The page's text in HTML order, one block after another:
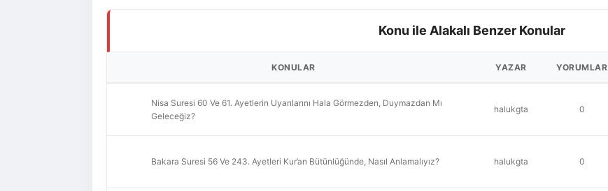
Konu ile Alakalı Benzer Konular
KONULAR YAZAR YORUMLAR
Nisa Suresi 60 Ve 61. Ayetlerin Uyarılarını Hala Görmezden, Duymazdan Mı
Geleceğiz?
halukgta 0
Bakara Suresi 56 Ve 243. Ayetleri Kur’an Bütünlüğünde, Nasıl Anlamalıyız? halukgta 0